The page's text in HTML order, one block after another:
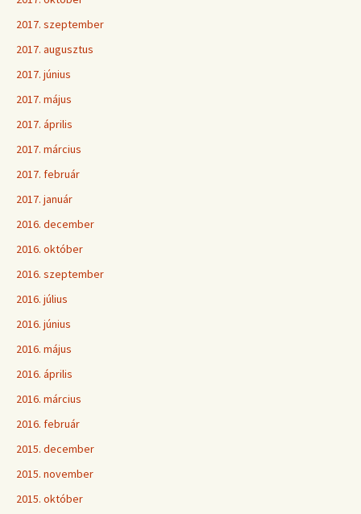
2017. szeptember
2017. augusztus
2017. június
2017. május
2017. április
2017. március
2017. február
2017. január
2016. december
2016. október
2016. szeptember
2016. július
2016. június
2016. május
2016. április
2016. március
2016. február
2015. december
2015. november
2015. október